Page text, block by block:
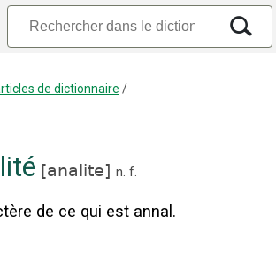
de dictionnaire /
[analite] n. f.
de ce qui est annal.